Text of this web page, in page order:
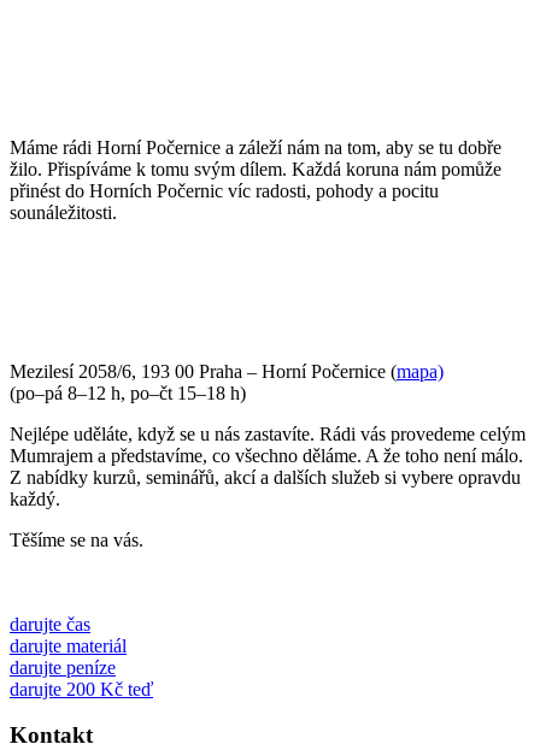
Máme rádi Horní Počernice a záleží nám na tom, aby se tu dobře
žilo. Přispíváme k tomu svým dílem. Každá koruna nám pomůže
přinést do Horních Počernic víc radosti, pohody a pocitu
sounáležitosti.
Mezilesí 2058/6, 193 00 Praha – Horní Počernice (mapa)
(po–pá 8–12 h, po–čt 15–18 h)
Nejlépe uděláte, když se u nás zastavíte. Rádi vás provedeme celým
Mumrajem a představíme, co všechno děláme. A že toho není málo.
Z nabídky kurzů, seminářů, akcí a dalších služeb si vybere opravdu
každý.
Těšíme se na vás.
darujte čas
darujte materiál
darujte peníze
darujte 200 Kč teď
Kontakt